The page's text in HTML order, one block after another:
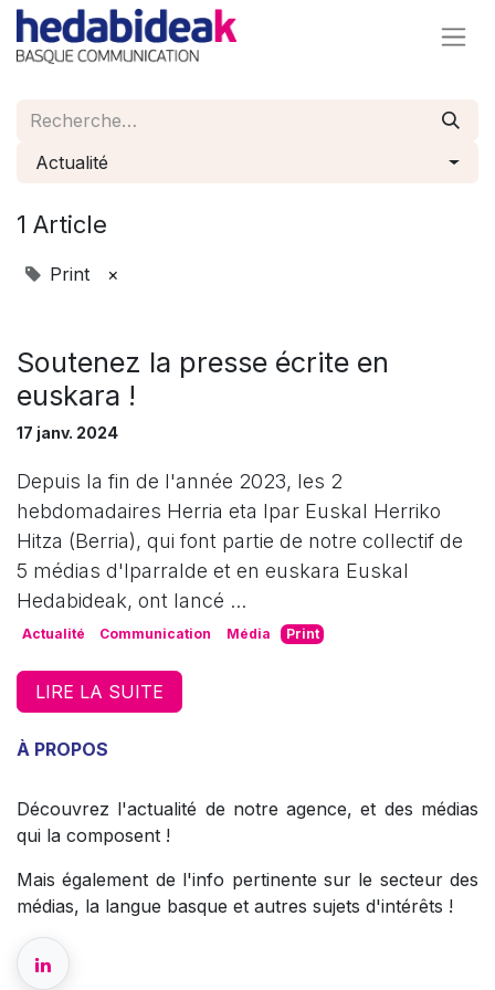
Actualité
1 Article
Print ×
Soutenez la presse écrite en
euskara !
17 janv. 2024
Depuis la fin de l'année 2023, les 2
hebdomadaires Herria eta Ipar Euskal Herriko
Hitza (Berria), qui font partie de notre collectif de
5 médias d'Iparralde et en euskara Euskal
Hedabideak, ont lancé ...
Actualité Communication Média Print
LIRE LA SUITE
À PROPOS
Découvrez l'actualité de notre agence, et des médias
qui la composent !
Mais également de l'info pertinente sur le secteur des
médias, la langue basque et autres sujets d'intérêts !